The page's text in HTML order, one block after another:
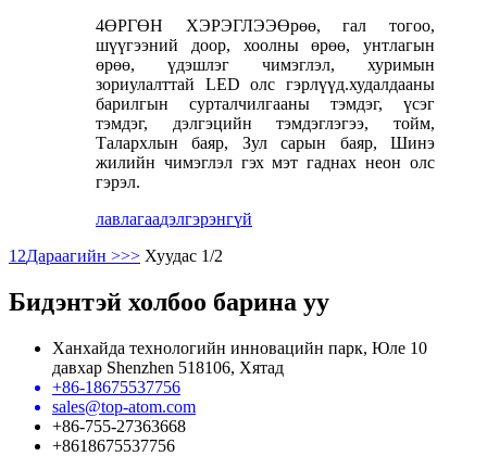
4ӨРГӨН ХЭРЭГЛЭЭӨрөө, гал тогоо,
шүүгээний доор, хоолны өрөө, унтлагын
өрөө, үдэшлэг чимэглэл, хуримын
зориулалттай LED олс гэрлүүд.худалдааны
барилгын сурталчилгааны тэмдэг, үсэг
тэмдэг, дэлгэцийн тэмдэглэгээ, тойм,
Талархлын баяр, Зул сарын баяр, Шинэ
жилийн чимэглэл гэх мэт гаднах неон олс
гэрэл.
лавлагаадэлгэрэнгүй
1 2Дараагийн >>> Хуудас 1/2
Бидэнтэй холбоо барина уу
Ханхайда технологийн инновацийн парк, Юле 10
давхар Shenzhen 518106, Хятад
+86-18675537756
sales@top-atom.com
+86-755-27363668
+8618675537756